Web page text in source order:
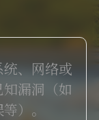
、网络或
漏洞（如
）。